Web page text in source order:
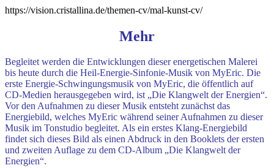
https://vision.cristallina.de/themen-cv/mal-kunst-cv/
Mehr
Begleitet werden die Entwicklungen dieser energetischen Malerei
bis heute durch die Heil-Energie-Sinfonie-Musik von MyEric. Die
erste Energie-Schwingungsmusik von MyEric, die öffentlich auf
CD-Medien herausgegeben wird, ist „Die Klangwelt der Energien“.
Vor den Aufnahmen zu dieser Musik entsteht zunächst das
Energiebild, welches MyEric während seiner Aufnahmen zu dieser
Musik im Tonstudio begleitet. Als ein erstes Klang-Energiebild
findet sich dieses Bild als einen Abdruck in den Booklets der ersten
und zweiten Auflage zu dem CD-Album „Die Klangwelt der
Energien“.